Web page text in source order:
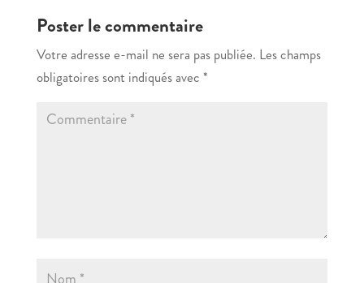
Poster le commentaire
Votre adresse e-mail ne sera pas publiée. Les champs
obligatoires sont indiqués avec *